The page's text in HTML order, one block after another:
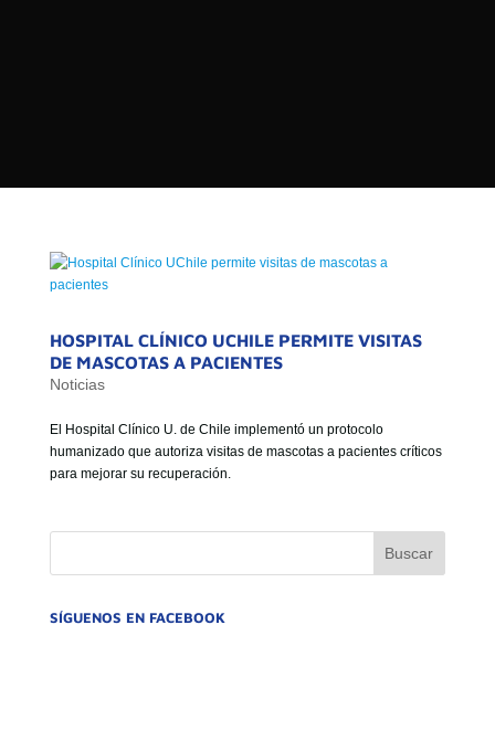
ESTADO DE CHILE
MISIÓN
VISIÓN
HOSPITAL CLÍNICO UCHILE PERMITE VISITAS
DE MASCOTAS A PACIENTES
Noticias
El Hospital Clínico U. de Chile implementó un protocolo
humanizado que autoriza visitas de mascotas a pacientes críticos
para mejorar su recuperación.
SÍGUENOS EN FACEBOOK